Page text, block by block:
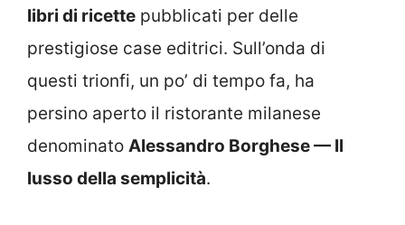
libri di ricette pubblicati per delle
prestigiose case editrici. Sull’onda di
questi trionfi, un po’ di tempo fa, ha
persino aperto il ristorante milanese
denominato Alessandro Borghese — Il
lusso della semplicità.